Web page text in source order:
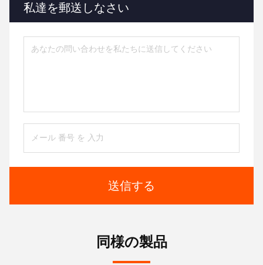
私達を郵送しなさい
送信する
同様の製品